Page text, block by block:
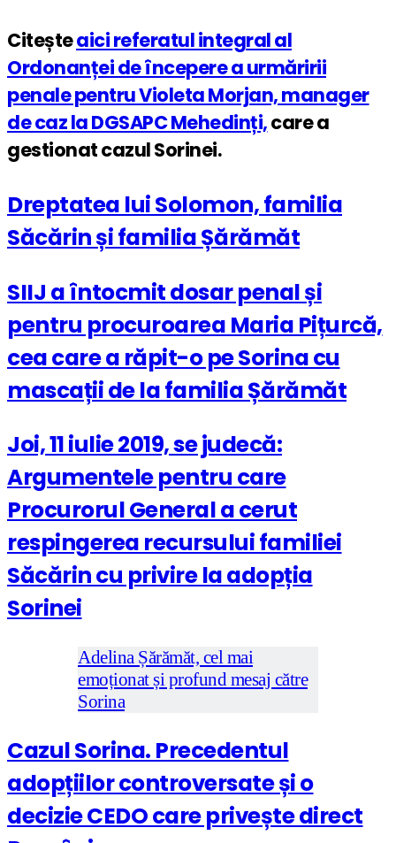
Citeșteaici referatul integral al
Ordonanței de începere a urmăririi
penale pentru Violeta Morjan, manager
de caz la DGSAPC Mehedinți,care a
gestionat cazul Sorinei.
Dreptatea lui Solomon, familia
Săcărin și familia Șărămăt
SIIJ a întocmit dosar penal și
pentru procuroarea Maria Pițurcă,
cea care a răpit-o pe Sorina cu
mascații de la familia Șărămăt
Joi, 11 iulie 2019, se judecă:
Argumentele pentru care
Procurorul General a cerut
respingerea recursului familiei
Săcărin cu privire la adopția
Sorinei
Adelina Șărămăt, cel mai
emoționat și profund mesaj către
Sorina
Cazul Sorina. Precedentul
adopțiilor controversate și o
decizie CEDO care privește direct